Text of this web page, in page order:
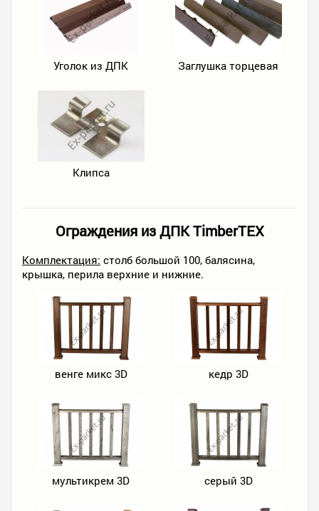
Уголок из ДПК Заглушка торцевая
Клипса
Ограждения из ДПК TimberTEX
Комплектация: столб большой 100, балясина,
крышка, перила верхние и нижние.
венге микс 3D кедр 3D
мультикрем 3D серый 3D